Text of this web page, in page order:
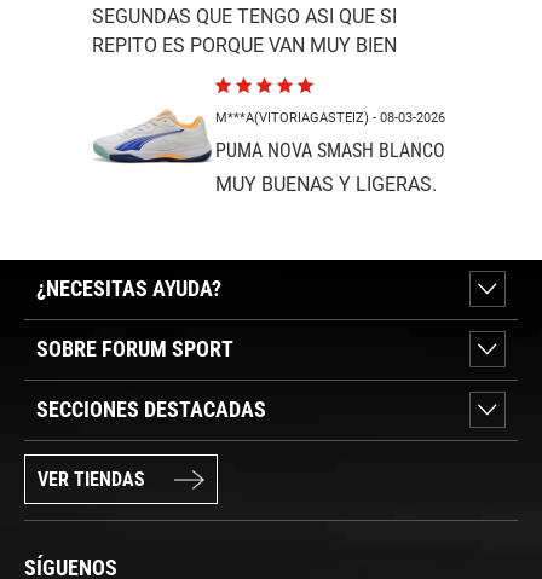
SEGUNDAS QUE TENGO ASI QUE SI
REPITO ES PORQUE VAN MUY BIEN
M***A(VITORIAGASTEIZ) - 08-03-2026
PUMA NOVA SMASH BLANCO
MUY BUENAS Y LIGERAS.
¿NECESITAS AYUDA?
SOBRE FORUM SPORT
SECCIONES DESTACADAS
VER TIENDAS
SÍGUENOS